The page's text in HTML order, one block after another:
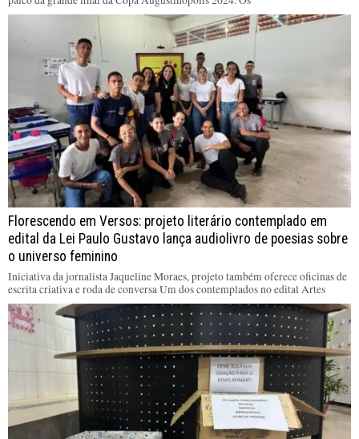
Florescendo em Versos: projeto literário contemplado em
edital da Lei Paulo Gustavo lança audiolivro de poesias sobre
o universo feminino
Iniciativa da jornalista Jaqueline Moraes, projeto também oferece oficinas de
escrita criativa e roda de conversa Um dos contemplados no edital Artes